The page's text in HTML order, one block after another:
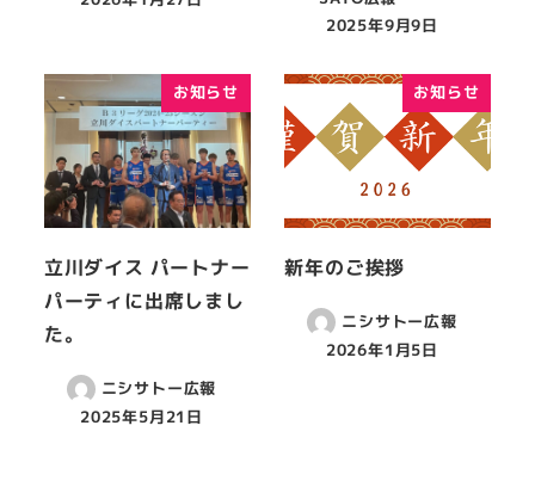
2025年9月9日
お知らせ
立川ダイス パートナー
パーティに出席しまし
た。
ニシサトー広報
2025年5月21日
お知らせ
新年のご挨拶
ニシサトー広報
2026年1月5日